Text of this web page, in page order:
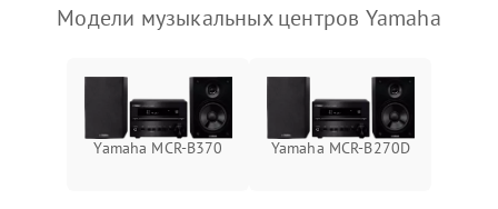
Модели музыкальных центров Yamaha
Yamaha MCR-B370 Yamaha MCR-B270D